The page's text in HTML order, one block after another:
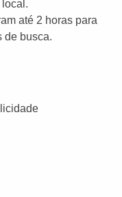
até 2 horas para
de busca.